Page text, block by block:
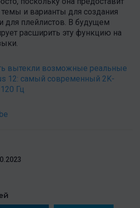
и варианты для создания
для плейлистов. В будущем
расширить эту функцию на
вытекли возможные реальные
12: самый современный 2K-
Гц